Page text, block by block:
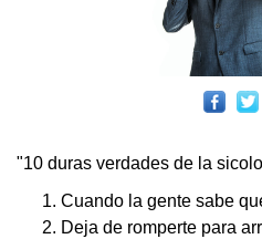
"10 duras verdades de la
Cuando la gente sabe
Deja de romperte para